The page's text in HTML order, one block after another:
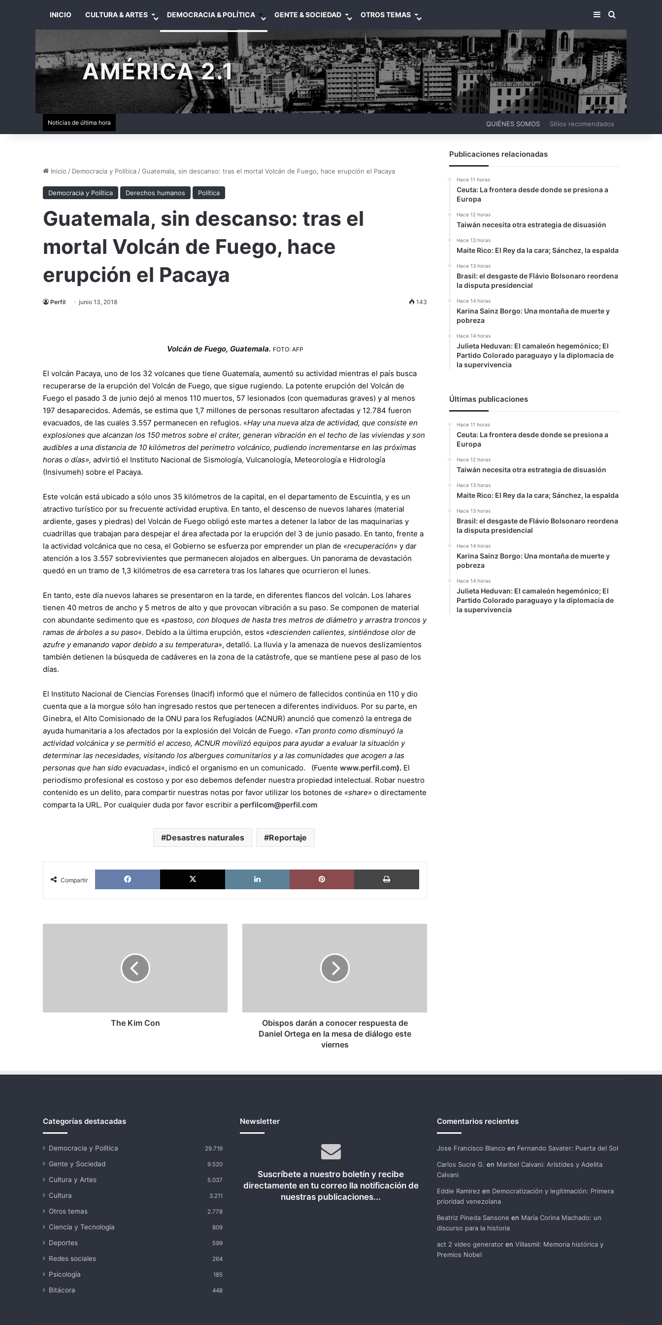
INICIO CULTURA & ARTES DEMOCRACIA & POLÍTICA GENTE & SOCIEDAD OTROS TEMAS BARRA LATERAL
BUSCAR
AMÉRICA 2.1
Noticias de última hora QUIÉNES SOMOS Sitios recomendados
Inicio / Democracia y Política /Guatemala, sin descanso: tras el mortal Volcán de Fuego, hace erupción el Pacaya
Democracia y Política Derechos humanos Política
Guatemala, sin descanso: tras el
mortal Volcán de Fuego, hace
erupción el Pacaya
Perfil junio 13, 2018 143
Volcán de Fuego, Guatemala. FOTO: AFP
El volcán Pacaya, uno de los 32 volcanes que tiene Guatemala, aumentó su actividad mientras el país busca
recuperarse de la erupción del Volcán de Fuego, que sigue rugiendo. La potente erupción del Volcán de
Fuego el pasado 3 de junio dejó al menos 110 muertos, 57 lesionados (con quemaduras graves) y al menos
197 desaparecidos. Además, se estima que 1,7 millones de personas resultaron afectadas y 12.784 fueron
evacuados, de las cuales 3.557 permanecen en refugios. «Hay una nueva alza de actividad, que consiste en
explosiones que alcanzan los 150 metros sobre el cráter, generan vibración en el techo de las viviendas y son
audibles a una distancia de 10 kilómetros del perímetro volcánico, pudiendo incrementarse en las próximas
horas o días», advirtió el Instituto Nacional de Sismología, Vulcanología, Meteorología e Hidrología
(Insivumeh) sobre el Pacaya.
Este volcán está ubicado a sólo unos 35 kilómetros de la capital, en el departamento de Escuintla, y es un
atractivo turístico por su frecuente actividad eruptiva. En tanto, el descenso de nuevos lahares (material
ardiente, gases y piedras) del Volcán de Fuego obligó este martes a detener la labor de las maquinarias y
cuadrillas que trabajan para despejar el área afectada por la erupción del 3 de junio pasado. En tanto, frente a
la actividad volcánica que no cesa, el Gobierno se esfuerza por emprender un plan de «recuperación» y dar
atención a los 3.557 sobrevivientes que permanecen alojados en albergues. Un panorama de devastación
quedó en un tramo de 1,3 kilómetros de esa carretera tras los lahares que ocurrieron el lunes.
En tanto, este día nuevos lahares se presentaron en la tarde, en diferentes flancos del volcán. Los lahares
tienen 40 metros de ancho y 5 metros de alto y que provocan vibración a su paso. Se componen de material
con abundante sedimento que es «pastoso, con bloques de hasta tres metros de diámetro y arrastra troncos y
ramas de árboles a su paso«. Debido a la última erupción, estos «descienden calientes, sintiéndose olor de
azufre y emanando vapor debido a su temperatura», detalló. La lluvia y la amenaza de nuevos deslizamientos
también detienen la búsqueda de cadáveres en la zona de la catástrofe, que se mantiene pese al paso de los
días.
El Instituto Nacional de Ciencias Forenses (Inacif) informó que el número de fallecidos continúa en 110 y dio
cuenta que a la morgue sólo han ingresado restos que pertenecen a diferentes individuos. Por su parte, en
Ginebra, el Alto Comisionado de la ONU para los Refugiados (ACNUR) anunció que comenzó la entrega de
ayuda humanitaria a los afectados por la explosión del Volcán de Fuego. «Tan pronto como disminuyó la
actividad volcánica y se permitió el acceso, ACNUR movilizó equipos para ayudar a evaluar la situación y
determinar las necesidades, visitando los albergues comunitarios y a las comunidades que acogen a las
personas que han sido evacuadas«, indicó el organismo en un comunicado. (Fuente www.perfil.com). El
periodismo profesional es costoso y por eso debemos defender nuestra propiedad intelectual. Robar nuestro
contenido es un delito, para compartir nuestras notas por favor utilizar los botones de «share» o directamente
comparta la URL. Por cualquier duda por favor escribir a perfilcom@perfil.com
Desastres naturales Reportaje
Compartir
Facebook X LinkedIn Pinterest Imprimir
The Kim Con
en
viernes
Obispos darán a conocer respuesta de
Daniel Ortega en la mesa de diálogo este
viernes
Publicaciones relacionadas
Hace 11 horas
Ceuta: La frontera desde donde se presiona a
Europa
Hace 12 horas
Taiwán necesita otra estrategia de disuasión
Hace 13 horas
Maite Rico: El Rey da la cara; Sánchez, la espalda
Hace 13 horas
Brasil: el desgaste de Flávio Bolsonaro reordena
la disputa presidencial
Hace 14 horas
Karina Sainz Borgo: Una montaña de muerte y
pobreza
Hace 14 horas
Julieta Heduvan: El camaleón hegemónico; El
Partido Colorado paraguayo y la diplomacia de
la supervivencia
Últimas publicaciones
Hace 11 horas
Ceuta: La frontera desde donde se presiona a
Europa
Hace 12 horas
Taiwán necesita otra estrategia de disuasión
Hace 13 horas
Maite Rico: El Rey da la cara; Sánchez, la espalda
Hace 13 horas
Brasil: el desgaste de Flávio Bolsonaro reordena
la disputa presidencial
Hace 14 horas
Karina Sainz Borgo: Una montaña de muerte y
pobreza
Hace 14 horas
Julieta Heduvan: El camaleón hegemónico; El
Partido Colorado paraguayo y la diplomacia de
la supervivencia
Categorías destacadas
Democracia y Política 29.719
Gente y Sociedad 9.520
Cultura y Artes 5.037
Cultura 3.211
Otros temas 2.778
Ciencia y Tecnología 809
Deportes 599
Redes sociales 264
Psicología 185
Bitácora 448
Newsletter
Suscríbete a nuestro boletín y recibe
directamente en tu correo lla notificación de
nuestras publicaciones...
Comentarios recientes
Jose Francisco Blanco en Fernando Savater: Puerta del Sol
Carlos Sucre G. en Maribel Calvani: Arístides y Adelita
Calvani
Eddie Ramirezen Democratización y legitimación: Primera
prioridad venezolana
Beatriz Pineda Sansone en María Corina Machado: un
discurso para la historia
act 2 video generatoren Villasmil: Memoria histórica y
Premios Nobel